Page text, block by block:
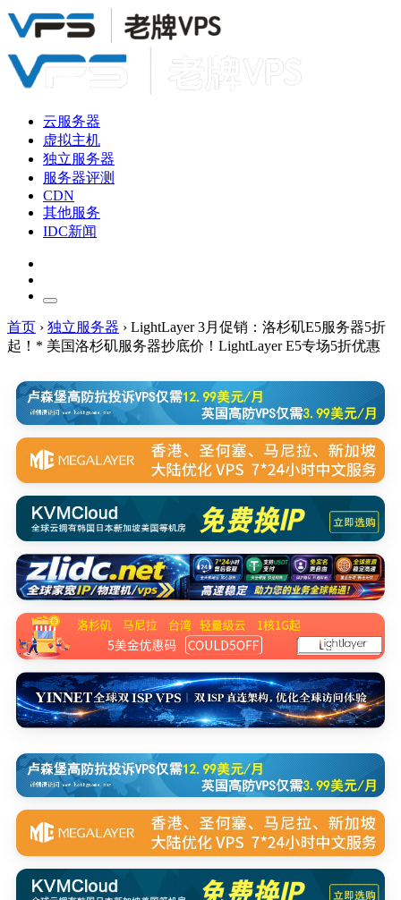
云服务器
虚拟主机
独立服务器
服务器评测
CDN
其他服务
IDC新闻
首页 › 独立服务器 › LightLayer 3月促销：洛杉矶E5服务器5折
起！* 美国洛杉矶服务器抄底价！LightLayer E5专场5折优惠